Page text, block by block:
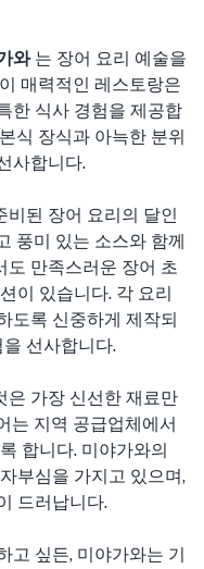
와 는 장어 요리 예술을
매력적인 레스토랑은
한 식사 경험을 제공합
식 장식과 아늑한 분위
사합니다.
비된 장어 요리의 달인
풍미 있는 소스와 함께
도 만족스러운 장어 초
이 있습니다. 각 요리
도록 신중하게 제작되
선사합니다.
은 가장 신선한 재료만
는 지역 공급업체에서
합니다. 미야가와의
부심을 가지고 있으며,
드러납니다.
고 싶든, 미야가와는 기